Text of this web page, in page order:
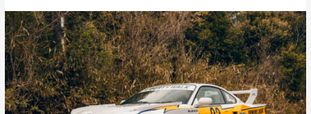
LB-
Super
Silhouette
S15
SILVIA
complete